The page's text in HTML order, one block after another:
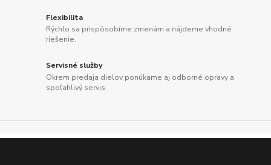
Flexibilita
Rýchlo sa prispôsobíme zmenám a nájdeme vhodné
riešenie.
Servisné služby
Okrem predaja dielov ponúkame aj odborné opravy a
spoľahlivý servis.